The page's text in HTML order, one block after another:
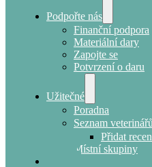
Podpořte nás
Finanční podpora
Materiální dary
Zapojte se
Potvrzení o daru
Užitečné
Poradna
Seznam
Přidat
Místní skupiny